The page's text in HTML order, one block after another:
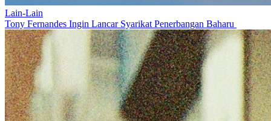
Lain-Lain
Tony Fernandes Ingin Lancar Syarikat Penerbangan Baharu